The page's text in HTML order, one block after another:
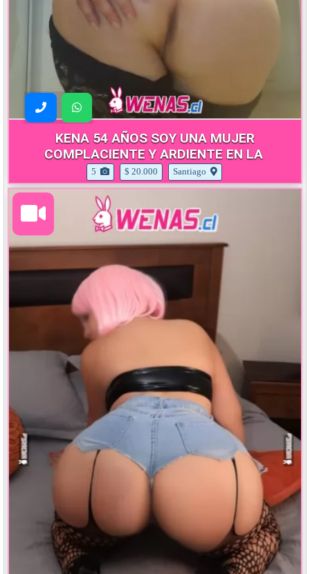
KENA 54 AÑOS SOY UNA MUJER
COMPLACIENTE Y ARDIENTE EN LA
5 $ 20.000 Santiago